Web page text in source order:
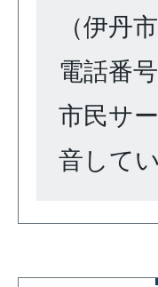
（伊丹
電話番
市民サ
音して